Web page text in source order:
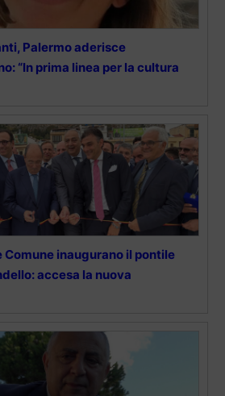
Palermo aderisce
“In prima linea per la cultura
Comune inaugurano il pontile
accesa la nuova